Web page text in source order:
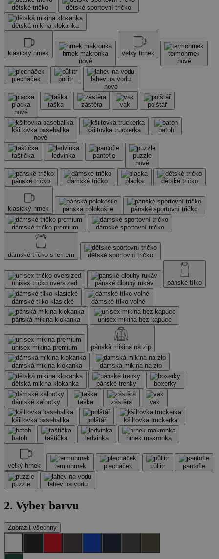
dětské tričko dětské sportovní tričko
dětská mikina klokanka
klasický hrnek
hrnek makronka
nové
velký hrnek
termohrnek
nové
plecháček půllitr
lahev na vodu
nové
placka
nové
taška zástěra vak polštář
kšiltovka baseballka
nové
kšiltovka truckerka batoh
taštička ledvinka pantofle
puzzle
nové
pánské tričko dámské tričko placka dětské tričko
klasický hrnek pánská polokošile pánské sportovní tričko
dámské tričko premium dámské sportovní tričko
dámské tričko s lemem dětské sportovní tričko
unisex tričko oversized pánské dlouhý rukáv pánské tílko
dámské tílko klasické dámské tílko volné
pánská mikina klokanka unisex mikina bez kapuce
unisex mikina premium pánská mikina na zip
dámská mikina klokanka dámská mikina na zip
dětská mikina klokanka pánské trenky boxerky
dámské kalhotky taška zástěra vak
kšiltovka baseballka polštář kšiltovka truckerka
batoh taštička ledvinka hrnek makronka
velký hrnek termohrnek plecháček půllitr pantofle
puzzle lahev na vodu
2. Vyber barvu
Zobrazit všechny